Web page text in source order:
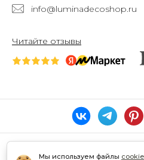
Мы используем файлы
info@luminadecoshop.ru
Читайте отзывы